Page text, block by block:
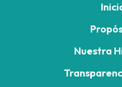
Nuestra